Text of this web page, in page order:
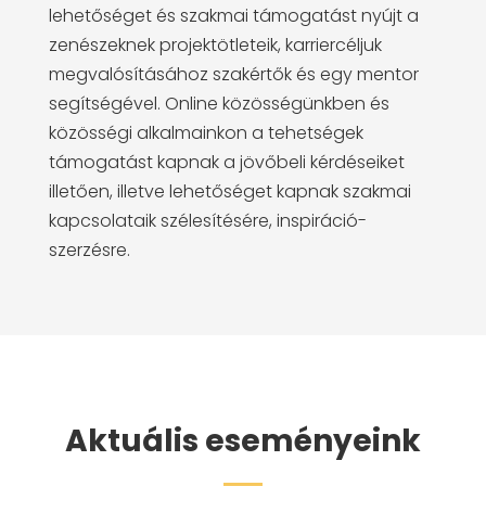
lehetőséget és szakmai támogatást nyújt a
zenészeknek projektötleteik, karriercéljuk
megvalósításához szakértők és egy mentor
segítségével. Online közösségünkben és
közösségi alkalmainkon a tehetségek
támogatást kapnak a jövőbeli kérdéseiket
illetően, illetve lehetőséget kapnak szakmai
kapcsolataik szélesítésére, inspiráció-
szerzésre.
Aktuális eseményeink